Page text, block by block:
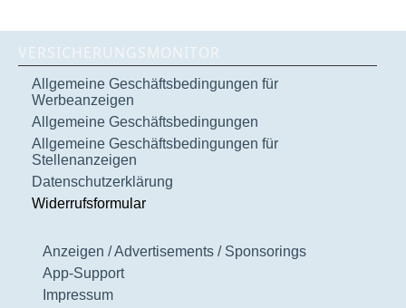
VERSICHERUNGSMONITOR
Allgemeine Geschäftsbedingungen für
Werbeanzeigen
Allgemeine Geschäftsbedingungen
Allgemeine Geschäftsbedingungen für
Stellenanzeigen
Datenschutzerklärung
Widerrufsformular
Anzeigen / Advertisements / Sponsorings
App-Support
Impressum